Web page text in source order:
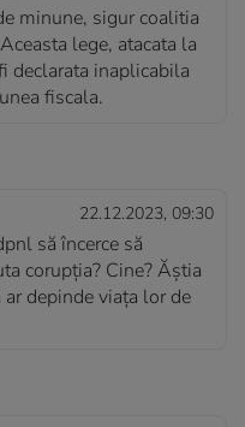
minune, sigur coalitia
lege, atacata la
declarata inaplicabila
fiscala.
22.12.2023, 09:30
să încerce să
corupția? Cine? Ăștia
depinde viața lor de